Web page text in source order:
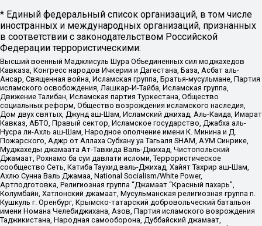
* Единый федеральный список организаций, в том числе
иностранных и международных организаций, признанных
в соответствии с законодательством Российской
Федерации террористическими:
Высший военный Маджлисуль Шура Объединенных сил моджахедов
Кавказа, Конгресс народов Ичкерии и Дагестана, База, Асбат аль-
Ансар, Священная война, Исламская группа, Братья-мусульмане, Партия
исламского освобождения, Лашкар-И-Тайба, Исламская группа,
Движение Талибан, Исламская партия Туркестана, Общество
социальных реформ, Общество возрождения исламского наследия,
Дом двух святых, Джунд аш-Шам, Исламский джихад, Аль-Каида, Имарат
Кавказ, АБТО, Правый сектор, Исламское государство, Джабха аль-
Нусра ли-Ахль аш-Шам, Народное ополчение имени К. Минина и Д.
Пожарского, Аджр от Аллаха Субхану уа Тагьаля SHAM, АУМ Синрике,
Муджахеды джамаата Ат-Тавхида Валь-Джихад, Чистопольский
Джамаат, Рохнамо ба суи давлати исломи, Террористическое
сообщество Сеть, Катиба Таухид валь-Джихад, Хайят Тахрир аш-Шам,
Ахлю Сунна Валь Джамаа, National Socialism/White Power,
Артподготовка, Религиозная группа “Джамаат “Красный пахарь”,
Колумбайн, Хатлонский джамаат, Мусульманская религиозная группа п.
Кушкуль г. Оренбург, Крымско-татарский добровольческий батальон
имени Номана Челебиджихана, Азов, Партия исламского возрождения
Таджикистана, Народная самооборона, Дуббайский джамаат,